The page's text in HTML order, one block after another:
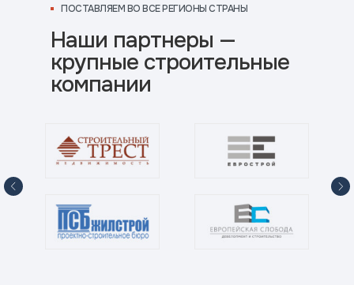
Наши партнеры —
крупные строительные
компании
ПОСТАВЛЯЕМ ВО ВСЕ РЕГИОНЫ СТРАНЫ